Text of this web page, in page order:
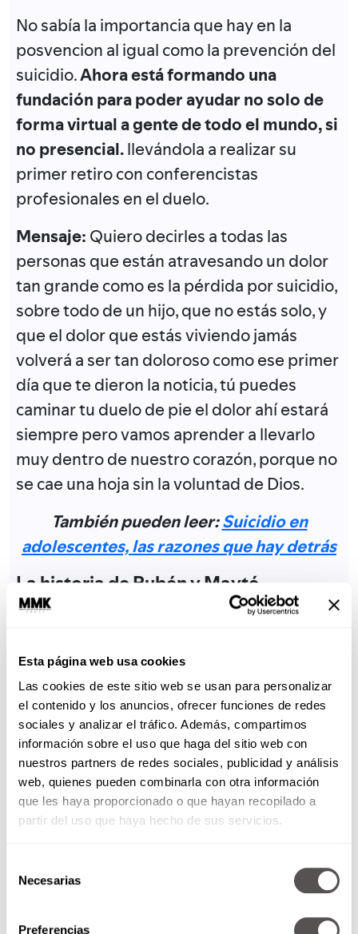
Esta página web usa cookies
Las cookies de este sitio web se usan para personalizar
el contenido y los anuncios, ofrecer funciones de redes
sociales y analizar el tráfico. Además, compartimos
información sobre el uso que haga del sitio web con
nuestros partners de redes sociales, publicidad y análisis
web, quienes pueden combinarla con otra información
que les haya proporcionado o que hayan recopilado a
partir del uso que haya hecho de sus servicios.
Necesarias
Preferencias
No sabía la importancia que hay en la
posvencion al igual como la prevención del
suicidio.Ahora está formando una
fundación para poder ayudar no solo de
forma virtual a gente de todo el mundo, si
no presencial.llevándola a realizar su
primer retiro con conferencistas
profesionales en el duelo.
Mensaje: Quiero decirles a todas las
personas que están atravesando un dolor
tan grande como es la pérdida por suicidio,
sobre todo de un hijo, que no estás solo, y
que el dolor que estás viviendo jamás
volverá a ser tan doloroso como ese primer
día que te dieron la noticia, tú puedes
caminar tu duelo de pie el dolor ahí estará
siempre pero vamos aprender a llevarlo
muy dentro de nuestro corazón, porque no
se cae una hoja sin la voluntad de Dios.
También pueden leer:Suicidio en
adolescentes, las razones que hay detrás
La historia de Rubén y Mayté
Rubén nació el 24 de marzo de 1998, en
(altamente sensible), soñador, amaba los
animales, las reuniones familiares, daba los
mejores abrazos. Siempre tuvo pasión por
la música, a partir de los 14 años empezó a
componer música y letras. Siempre estuvo
enamorado del amor.Solo tuvo dos
relaciones en su vida, que lo marcaron
Cuando Rubén tenía 5 años (en 2002) se
mudaron de Monterrey a Tampico. Ahí